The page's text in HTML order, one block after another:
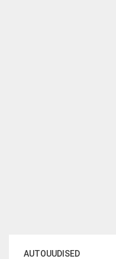
AUTOUUDISED